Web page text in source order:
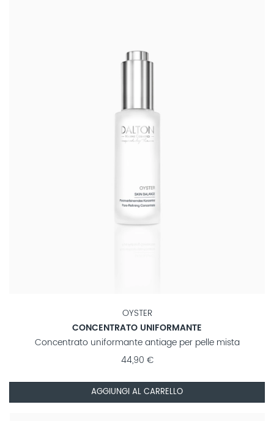
OYSTER
CONCENTRATO UNIFORMANTE
Concentrato uniformante antiage per pelle mista
44,90 €
AGGIUNGI AL CARRELLO